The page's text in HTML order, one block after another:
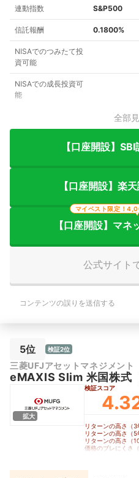
連動指数 S&P500
信託報酬 0.1800%
NISAでのつみたて投
資可能
NISAでの成長投資可
能
全部
【口座開設】
【口座開設】楽
【口座開設】マネ
マイベスト限定！
公式サイト
コンテンツの誤りを送信する
5位 検証2位
三菱UFJアセットマネジメント
eMAXIS Slim 米国株式
拡大
検証スコア
リターンの高さ（3
リターンの高さ（5
リターンの高さ（10
価格のブレにくさ（
価格のブレにくさ
コロナショック時の